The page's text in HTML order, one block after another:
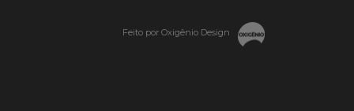
Feito por Oxigênio Design